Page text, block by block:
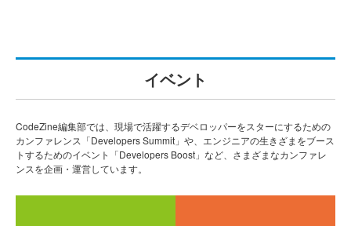
イベント
CodeZine編集部では、現場で活躍するデベロッパーをスターにするための
カンファレンス「Developers Summit」や、エンジニアの生きざまをブース
トするためのイベント「Developers Boost」など、さまざまなカンファレ
ンスを企画・運営しています。